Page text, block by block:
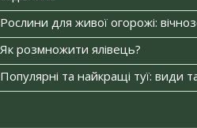
Рослини для живої огорожі:
Як розмножити ялівець?
Популярні та найкращі туї: види